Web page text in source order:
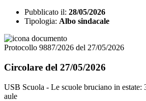
Pubblicato il: 28/05/2026
Tipologia: Albo sindacale
Protocollo 9887/2026 del 27/05/2026
Circolare del 27/05/2026
USB Scuola - Le scuole bruciano in estate:
aule